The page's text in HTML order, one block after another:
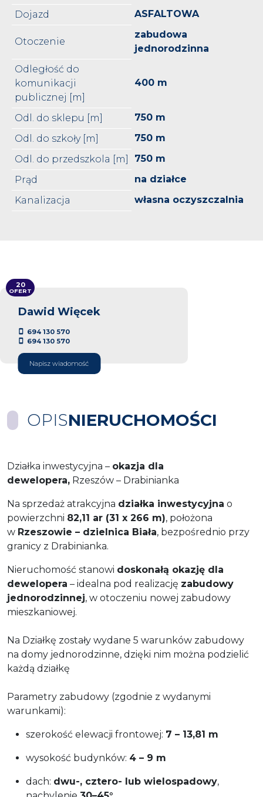
Dojazd
ASFALTOWA
Otoczenie
zabudowa
jednorodzinna
Odległość do
komunikacji
publicznej [m]
400 m
Odl. do sklepu [m]
750 m
Odl. do szkoły [m]
750 m
Odl. do przedszkola [m]
750 m
Prąd
na działce
Kanalizacja
własna oczyszczalnia
Dawid Więcek
694 130 570
694 130 570
Napisz wiadomość
20
OFERT
OPISNIERUCHOMOŚCI
Działka inwestycyjna – okazja dla
dewelopera, Rzeszów – Drabinianka
Na sprzedaż atrakcyjna działka inwestycyjna o
powierzchni 82,11 ar (31 x 266 m), położona
w Rzeszowie – dzielnica Biała, bezpośrednio przy
granicy z Drabinianka.
Nieruchomość stanowi doskonałą okazję dla
dewelopera – idealna pod realizację zabudowy
jednorodzinnej, w otoczeniu nowej zabudowy
mieszkaniowej.
Na Działkę zostały wydane 5 warunków zabudowy
na domy jednorodzinne, dzięki nim można podzielić
każdą działkę
Parametry zabudowy (zgodnie z wydanymi
warunkami):
szerokość elewacji frontowej: 7 – 13,81 m
wysokość budynków: 4 – 9 m
dach: dwu-, cztero- lub wielospadowy,